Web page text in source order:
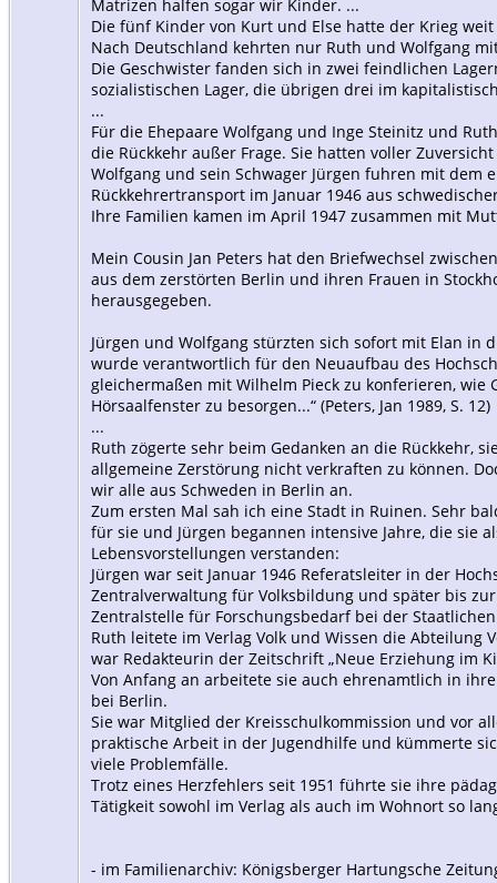
Matrizen halfen sogar wir Kinder. ...
Die fünf Kinder von Kurt und Else hatte der Krieg
Nach Deutschland kehrten nur Ruth und Wolfgang
Die Geschwister fanden sich in zwei feindlichen
sozialistischen Lager, die übrigen drei im
...
Für die Ehepaare Wolfgang und Inge Steinitz und
die Rückkehr außer Frage. Sie hatten voller
Wolfgang und sein Schwager Jürgen fuhren mit dem
Rückkehrertransport im Januar 1946 aus
Ihre Familien kamen im April 1947 zusammen mit
Mein Cousin Jan Peters hat den Briefwechsel
aus dem zerstörten Berlin und ihren Frauen in
herausgegeben.
Jürgen und Wolfgang stürzten sich sofort mit Elan in
wurde verantwortlich für den Neuaufbau des
gleichermaßen mit Wilhelm Pieck zu konferieren, wie
Hörsaalfenster zu besorgen...“ (Peters, Jan 1989, S. 12)
...
Ruth zögerte sehr beim Gedanken an die Rückkehr,
allgemeine Zerstörung nicht verkraften zu können.
wir alle aus Schweden in Berlin an.
Zum ersten Mal sah ich eine Stadt in Ruinen. Sehr
für sie und Jürgen begannen intensive Jahre, die sie
Lebensvorstellungen verstanden:
Jürgen war seit Januar 1946 Referatsleiter in der
Zentralverwaltung für Volksbildung und später bis
Zentralstelle für Forschungsbedarf bei der
Ruth leitete im Verlag Volk und Wissen die Abteilung
war Redakteurin der Zeitschrift „Neue Erziehung im
Von Anfang an arbeitete sie auch ehrenamtlich in
bei Berlin.
Sie war Mitglied der Kreisschulkommission und vor
praktische Arbeit in der Jugendhilfe und kümmerte
viele Problemfälle.
Trotz eines Herzfehlers seit 1951 führte sie ihre
Tätigkeit sowohl im Verlag als auch im Wohnort so
- im Familienarchiv: Königsberger Hartungsche